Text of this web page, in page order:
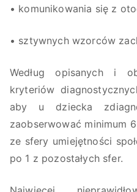
• komunikowania się z
• sztywnych wzorców
Według opisanych i
kryteriów
aby u dziecka
zaobserwować minimum
ze sfery umiejętności
po 1 z pozostałych sfer.